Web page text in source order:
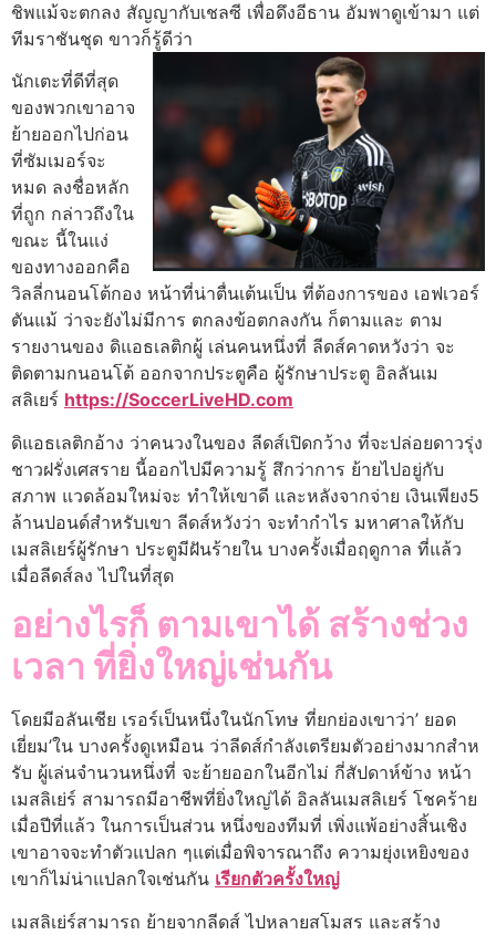
ชิพแม้จะตกลง สัญญากับเชลซี เพื่อดึงอีธาน อัมพาดูเข้ามา แต่
ทีมราชันชุด ขาวก็รู้ดีว่า
นักเตะที่ดีที่สุด
ของพวกเขาอาจ
ย้ายออกไปก่อน
ที่ซัมเมอร์จะ
หมด ลงชื่อหลัก
ที่ถูก กล่าวถึงใน
ขณะ นี้ในแง่
ของทางออกคือ
วิลลี่กนอนโต้กอง หน้าที่น่าตื่นเต้นเป็น ที่ต้องการของ เอฟเวอร์
ตันแม้ ว่าจะยังไม่มีการ ตกลงข้อตกลงกัน ก็ตามและ ตาม
รายงานของ ดิแอธเลติกผู้ เล่นคนหนึ่งที่ ลีดส์คาดหวังว่า จะ
ติดตามกนอนโต้ ออกจากประตูคือ ผู้รักษาประตู อิลลันเม
สลิเยร์ https://SoccerLiveHD.com
ดิแอธเลติกอ้าง ว่าคนวงในของ ลีดส์เปิดกว้าง ที่จะปล่อยดาวรุ่ง
ชาวฝรั่งเศสราย นี้ออกไปมีความรู้ สึกว่าการ ย้ายไปอยู่กับ
สภาพ แวดล้อมใหม่จะ ทําให้เขาดี และหลังจากจ่าย เงินเพียง5
ล้านปอนด์สําหรับเขา ลีดส์หวังว่า จะทํากําไร มหาศาลให้กับ
เมสลิเยร์ผู้รักษา ประตูมีฝันร้ายใน บางครั้งเมื่อฤดูกาล ที่แล้ว
เมื่อลีดส์ลง ไปในที่สุด
อย่างไรก็ ตามเขาได้ สร้างช่วง
เวลา ที่ยิ่งใหญ่เช่นกัน
โดยมีอลันเชีย เรอร์เป็นหนึ่งในนักโทษ ที่ยกย่องเขาว่า’ ยอด
เยี่ยม’ใน บางครั้งดูเหมือน ว่าลีดส์กําลังเตรียมตัวอย่างมากสําห
รับ ผู้เล่นจํานวนหนึ่งที่ จะย้ายออกในอีกไม่ กี่สัปดาห์ข้าง หน้า
เมสลิเย่ร์ สามารถมีอาชีพที่ยิ่งใหญ่ได้ อิลลันเมสลิเยร์ โชคร้าย
เมื่อปีที่แล้ว ในการเป็นส่วน หนึ่งของทีมที่ เพิ่งแพ้อย่างสิ้นเชิง
เขาอาจจะทําตัวแปลก ๆแต่เมื่อพิจารณาถึง ความยุ่งเหยิงของ
เขาก็ไม่น่าแปลกใจเช่นกัน เรียกตัวครั้งใหญ่
เมสลิเย่ร์สามารถ ย้ายจากลีดส์ ไปหลายสโมสร และสร้าง